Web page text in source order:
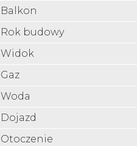
Balkon
Rok budowy
Widok
Gaz
Woda
Dojazd
Otoczenie